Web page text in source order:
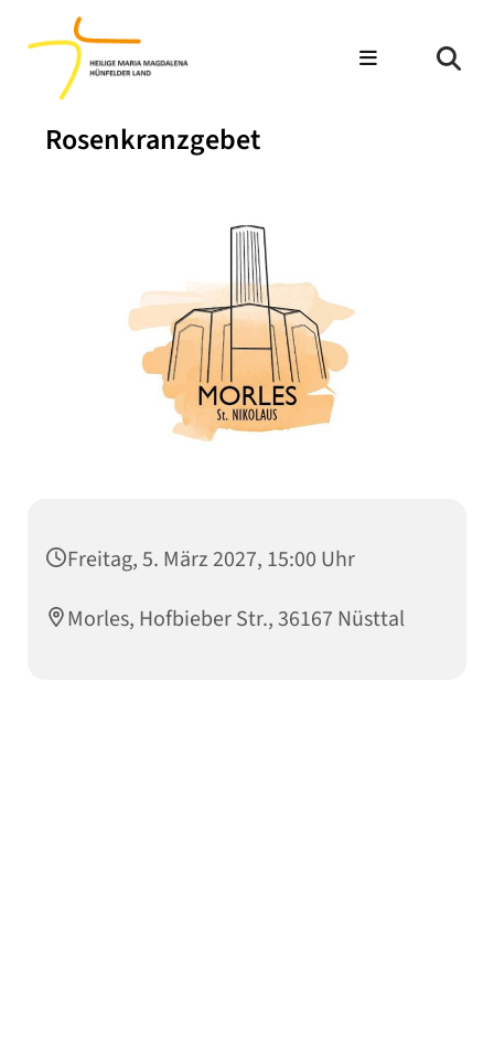
Rosenkranzgebet
Freitag, 5. März 2027, 15:00 Uhr
Morles, Hofbieber Str., 36167 Nüsttal